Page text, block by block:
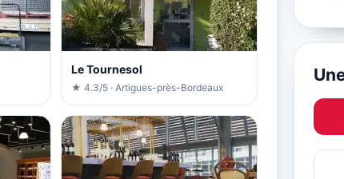
Le Tournesol
★ 4.3/5 · Artigues-près-Bordeaux